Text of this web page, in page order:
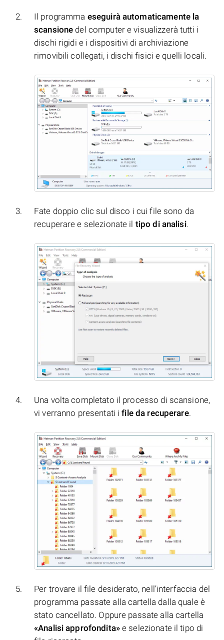
Il programma eseguirà automaticamente la
scansione del computer e visualizzerà tutti i
dischi rigidi e i dispositivi di archiviazione
rimovibili collegati, i dischi fisici e quelli locali.
Fate doppio clic sul disco i cui file sono da
recuperare e selezionate il tipo di analisi.
Una volta completato il processo di scansione,
vi verranno presentati ifile da recuperare.
Per trovare il file desiderato, nell’interfaccia del
programma passate alla cartella dalla quale è
stato cancellato. Oppure passate alla cartella
«Analisi approfondita»e selezionate il tipo di